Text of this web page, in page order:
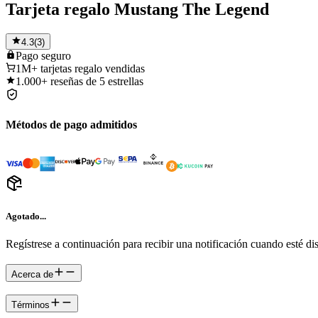
Tarjeta regalo Mustang The Legend
4.3(3)
Pago seguro
1M+ tarjetas regalo vendidas
1.000+ reseñas de 5 estrellas
Métodos de pago admitidos
Agotado...
Regístrese a continuación para recibir una notificación cuando esté
Acerca de
Términos